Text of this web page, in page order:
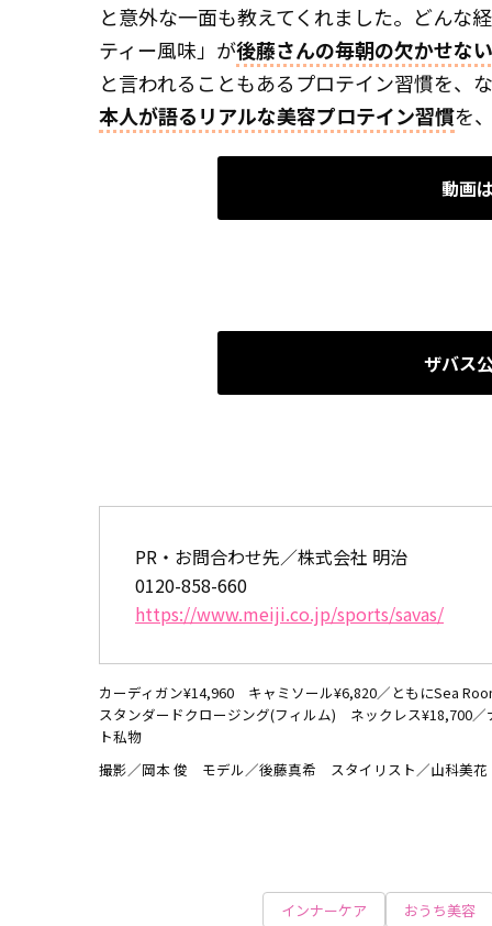
と意外な一面も教えてくれました。どんな
ティー風味」が後藤さんの毎朝の欠かせな
と言われることもあるプロテイン習慣を、
本人が語るリアルな美容プロテイン習慣を
動画
ザバス
PR・お問合わせ先／株式会社 明治
0120-858-660
https://www.meiji.co.jp/sports/savas/
カーディガン¥14,960 キャミソール¥6,820／ともにSea
スタンダードクロージング(フィルム) ネックレス¥18,700
ト私物
撮影／岡本 俊 モデル／後藤真希 スタイリスト／山科美
インナーケア おうち美容